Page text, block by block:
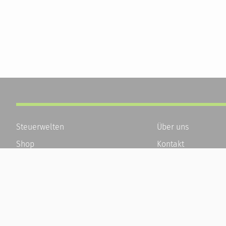
Steuerwelten
Shop
Über uns
Kontakt